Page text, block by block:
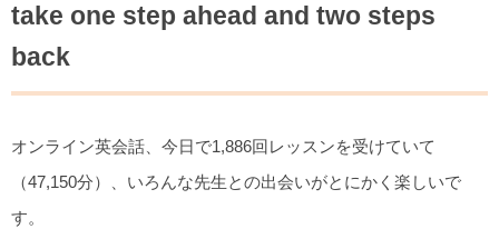
take one step ahead and two steps
back
オンライン英会話、今日で1,886回レッスンを受けていて
（47,150分）、いろんな先生との出会いがとにかく楽しいで
す。